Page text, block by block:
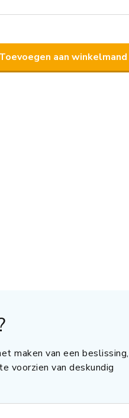
Toevoegen aan winkelmand
maken van een beslissing,
voorzien van deskundig